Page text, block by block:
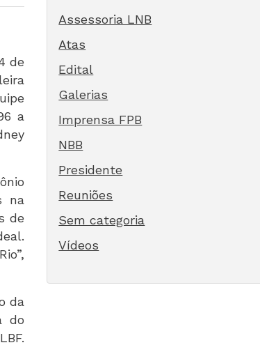
de
a
na
de
da
do
Assessoria LNB
Atas
Edital
Galerias
Imprensa FPB
NBB
Presidente
Reuniões
Sem categoria
Vídeos